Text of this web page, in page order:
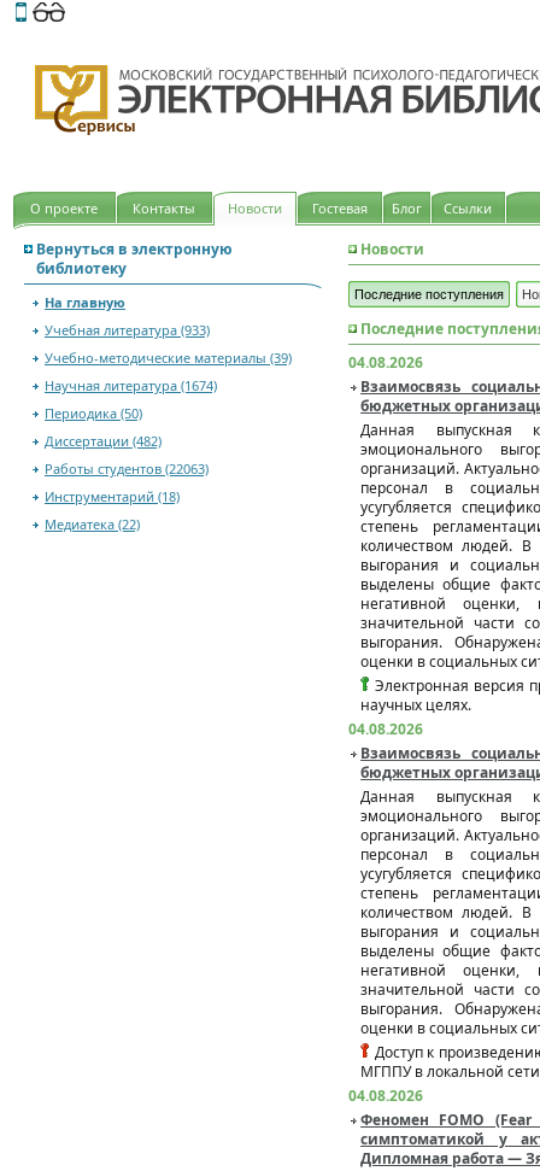
Этот сайт поддерживает
О проекте Контакты Новости Гостевая Блог Ссылки
Вернуться в электронную
библиотеку
На главную
Учебная литература (933)
Учебно-методические материалы (39)
Научная литература (1674)
Периодика (50)
Диссертации (482)
Работы студентов (22063)
Инструментарий (18)
Медиатека (22)
Новости
Последние поступления
Последние
04.08.2026
Взаимосвязь
бюджетных
Данная выпускная
эмоционального
организаций.
персонал в
усугубляется
степень
количеством людей. В
выгорания и
выделены общие
негативной оценки,
значительной части
выгорания.
оценки в социальных
Электронная версия
научных целях.
04.08.2026
Взаимосвязь
бюджетных
Данная выпускная
эмоционального
организаций.
персонал в
усугубляется
степень
количеством людей. В
выгорания и
выделены общие
негативной оценки,
значительной части
выгорания.
оценки в социальных
Доступ к
МГППУ в локальной
04.08.2026
Феномен FOMO
симптоматикой у
Дипломная работа —